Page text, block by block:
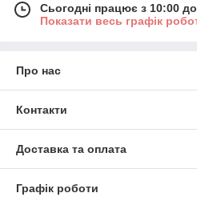
Сьогодні працює з 10:00
Показати весь графік
Про нас
Контакти
Доставка та оплата
Графік роботи